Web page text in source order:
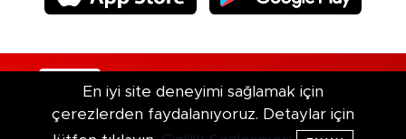
RSS Copyright © 2026. Her hakkı saklıdır.
En iyi site deneyimi sağlamak için
çerezlerden faydalanıyoruz. Detaylar için